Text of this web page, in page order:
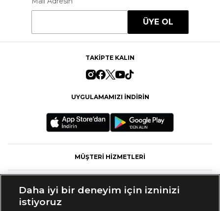
ÜYE OL
TAKİPTE KALIN
UYGULAMAMIZI İNDİRİN
MÜŞTERİ HİZMETLERİ
Daha iyi bir deneyim için izninizi
istiyoruz